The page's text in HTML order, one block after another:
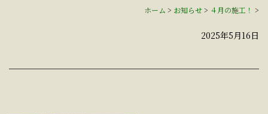
ホーム > お知らせ> ４月の施工！ >
2025年5月16日